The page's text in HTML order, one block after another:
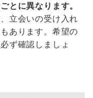
とに異なります。
立会いの受け入れ
あります。希望の
ず確認しましょ